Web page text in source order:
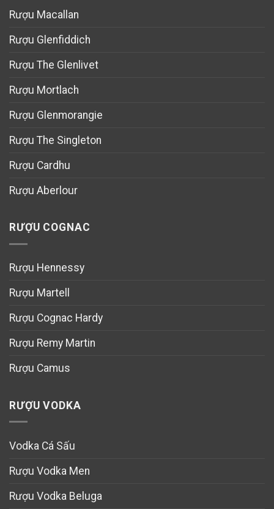
Rượu Macallan
Rượu Glenfiddich
Rượu The Glenlivet
Rượu Mortlach
Rượu Glenmorangie
Rượu The Singleton
Rượu Cardhu
Rượu Aberlour
RƯỢU COGNAC
Rượu Hennessy
Rượu Martell
Rượu Cognac Hardy
Rượu Remy Martin
Rượu Camus
RƯỢU VODKA
Vodka Cá Sấu
Rượu Vodka Men
Rượu Vodka Beluga